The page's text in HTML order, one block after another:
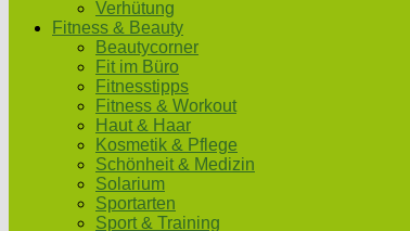
Verhütung
Fitness & Beauty
Beautycorner
Fit im Büro
Fitnesstipps
Fitness & Workout
Haut & Haar
Kosmetik & Pflege
Schönheit & Medizin
Solarium
Sportarten
Sport & Training